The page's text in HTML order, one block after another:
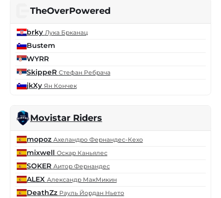
TheOverPowered
brky Лука Брканац
Bustem
WYRR
SkippeR Стефан Ребрача
jkXy Ян Кончек
Movistar Riders
mopoz Ахеландро Фернандес-Кехо
mixwell Оскар Каньялес
SOKER Аитор Фернандес
ALEX Александр МакМикин
DeathZz Рауль Йордан Ньето